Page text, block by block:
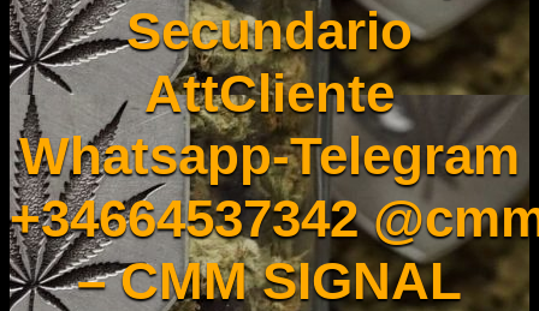
Secundario
AttCliente
Whatsapp-Telegram
+34664537342
– CMM SIGNAL